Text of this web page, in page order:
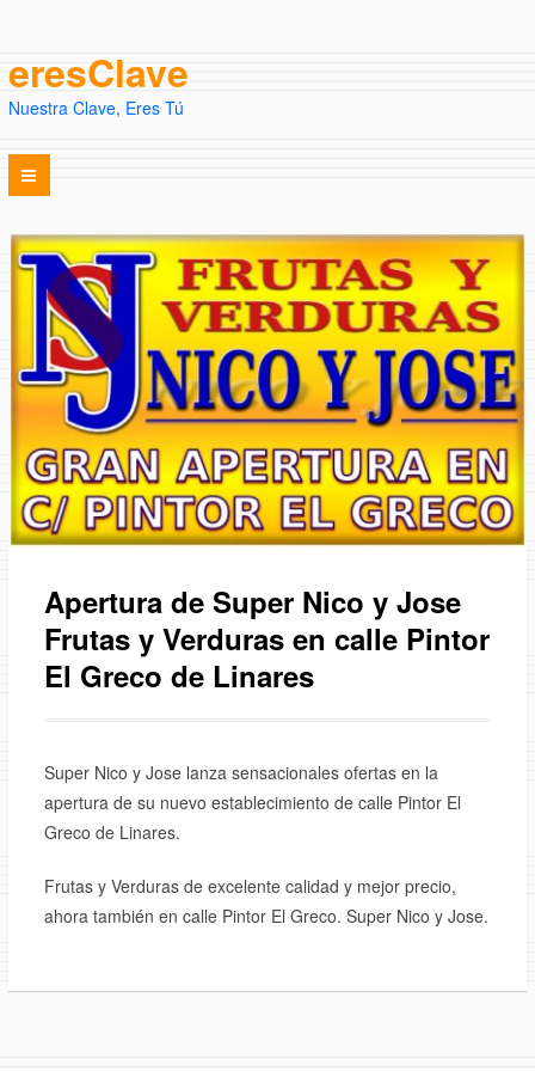
eresClave
Nuestra Clave, Eres Tú
Apertura de Super Nico y Jose
Frutas y Verduras en calle Pintor
El Greco de Linares
Super Nico y Jose lanza sensacionales ofertas en la
apertura de su nuevo establecimiento de calle Pintor El
Greco de Linares.
Frutas y Verduras de excelente calidad y mejor precio,
ahora también en calle Pintor El Greco. Super Nico y Jose.